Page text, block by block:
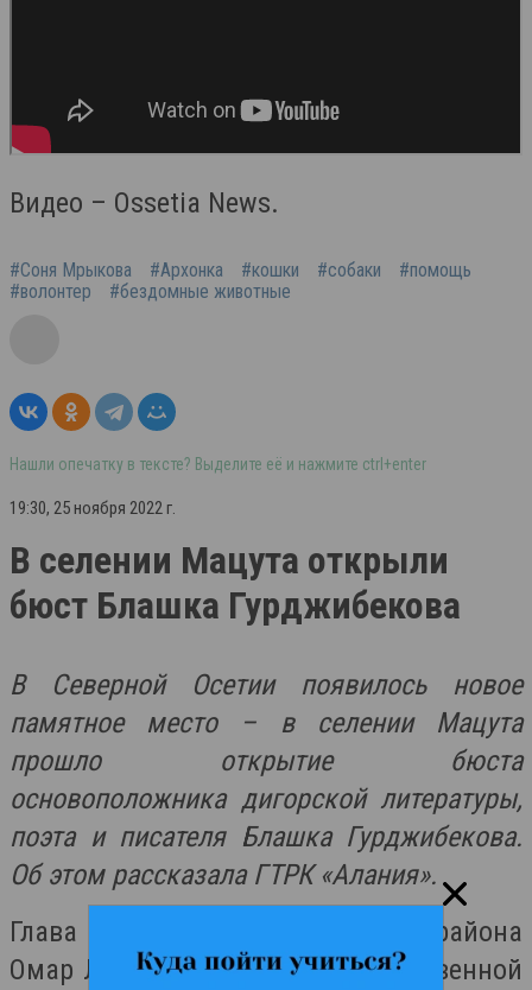
Видео – Ossetia News.
#Соня Мрыкова #Архонка #кошки #собаки
#помощь
#волонтер
#бездомные животные
Нашли опечатку в тексте? Выделите её и нажмите ctrl+enter
19:30, 25 ноября 2022 г.
В селении Мацута открыли
бюст Блашка Гурджибекова
В Северной Осетии появилось новое
памятное место – в селении Мацута
прошло открытие бюста
основоположника дигорской литературы,
поэта и писателя Блашка Гурджибекова.
Об этом рассказала ГТРК «Алания».
Глава администрации Ирафского района
Омар Лагкуев выступил с торжественной